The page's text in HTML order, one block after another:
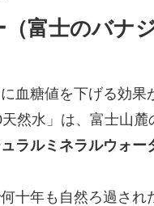
富士のバナ
血糖値を下げる効果
天然水」は、富士山
ラルミネラルウォー
十年も自然ろ過され